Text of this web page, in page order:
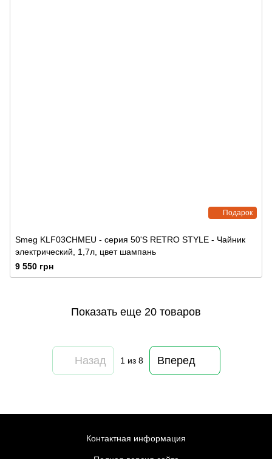
Подарок
Smeg KLF03CHMEU - серия 50'S RETRO STYLE - Чайник
электрический, 1,7л, цвет шампань
9 550 грн
Показать еще 20 товаров
Назад 1 из 8 Вперед
Контактная информация